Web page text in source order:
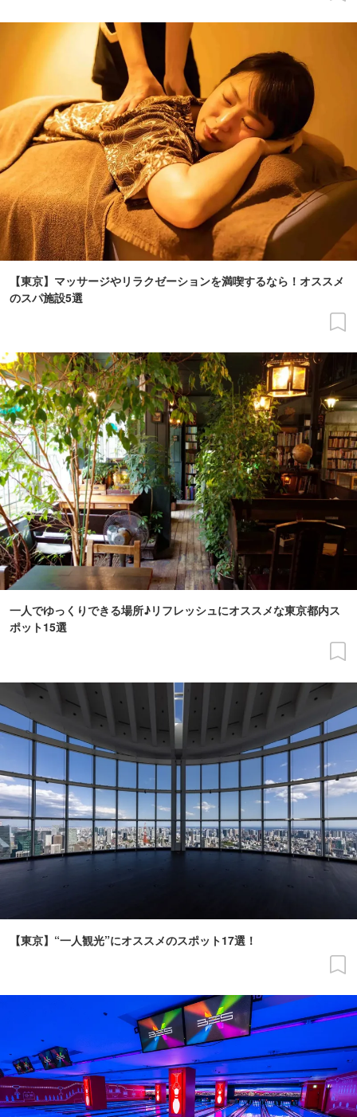
【東京】マッサージやリラクゼーションを満喫するなら！オススメ
のスパ施設5選
一人でゆっくりできる場所♪リフレッシュにオススメな東京都内ス
ポット15選
【東京】“一人観光”にオススメのスポット17選！